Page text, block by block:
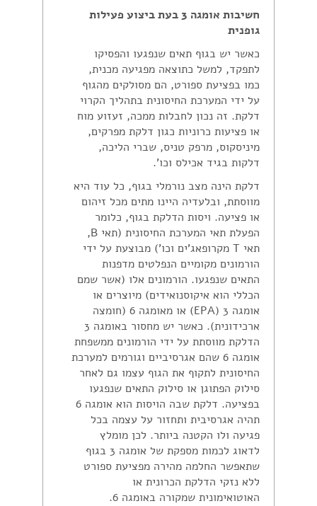
חשיבות אומגה 3 בעת ביצוע פעילות
גופנית
כאשר יש בגוף תאים שנפגעו והפסיקו
לתפקד, למשל כתוצאה מפגיעה מכנית,
כמו בפציעת ספורט, הם מסולקים מהגוף
על ידי המערכת החיסונית בתהליך הקרוי
דלקת. זה נכון לחבלות ממכה, זעזוע מוח
או פציעות כרוניות כגון דלקת מפרקים,
מיניסקוס, מרפק טניס, שברי הליכה,
דלקות בגיד אכילס וכו'.
דלקת הינה מצב נורמלי בגוף, כל עוד היא
מווסתת, ובלעדיה היינו מתים מכל זיהום
או פציעה. ויסות הדלקת בגוף, כלומר
הפעלת תאי המערכת החיסונית (תאי B,
תאי T מקרופאג'ים וכו') מבוצעת על ידי
הורמונים מקומיים הנפלטים מדפנות
התאים שנפגעו. הורמונים אלו (אשר שמם
הכללי הוא איקוסנואידים) מיוצרים או
אומגה 3 (EPA) או מאומגה 6 (חומצה
ארכידונית). כאשר יש מחסור באומגה 3
הדלקת מווסתת על ידי הורמונים ממשפחת
אומגה 6 שהם אגרסיביים וגורמים למערכת
החיסונית לתקוף את הגוף עצמו גם לאחר
סילוק הפתוגן או סילוק התאים שנפגעו
בפציעה. דלקת שבה הויסות הוא אומגה 6
תהיה אגרסיבית ותחזור על עצמה בכל
פגיעה ולו הקטנה ביותר. לכן מומלץ
לדאוג לכמות מספקת של אומגה 3 בגוף
שתאפשר החלמה מהירה מפציעת ספורט
ללא נזקי הדלקת הכרונית או
האוטואימונית שמקורה באומגה 6.